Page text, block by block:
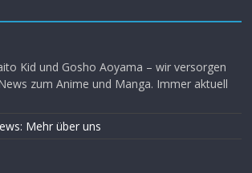
Kid und Gosho Aoyama – wir versorgen
zum Anime und Manga. Immer aktuell
Mehr über uns